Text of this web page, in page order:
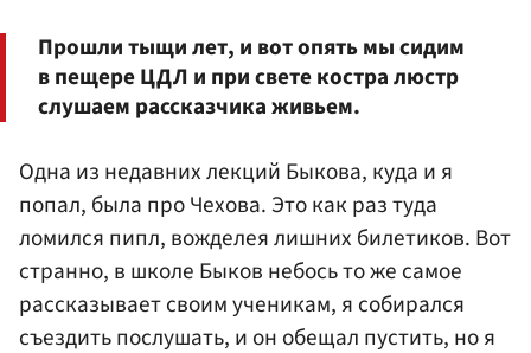
Прошли тыщи лет, и вот опять мы сидим
в пещере ЦДЛ и при свете костра люстр
слушаем рассказчика живьем.
Одна из недавних лекций Быкова, куда и я
попал, была про Чехова. Это как раз туда
ломился пипл, вожделея лишних билетиков. Вот
странно, в школе Быков небось то же самое
рассказывает своим ученикам, я собирался
съездить послушать, и он обещал пустить, но я